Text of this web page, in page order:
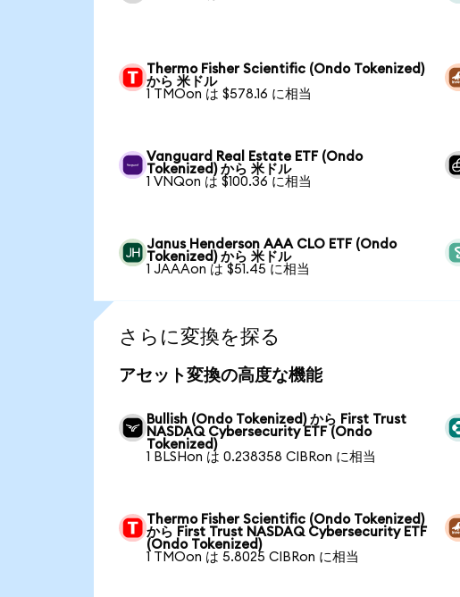
Thermo Fisher Scientific (Ondo Tokenized)
から 米ドル
1 TMOon は $578.16 に相当
Vanguard Real Estate ETF (Ondo
Tokenized) から 米ドル
1 VNQon は $100.36 に相当
Janus Henderson AAA CLO ETF (Ondo
Tokenized) から 米ドル
1 JAAAon は $51.45 に相当
さらに変換を探る
アセット変換の高度な機能
Bullish (Ondo Tokenized) から First Trust
NASDAQ Cybersecurity ETF (Ondo
Tokenized)
1 BLSHon は 0.238358 CIBRon に相当
Thermo Fisher Scientific (Ondo Tokenized)
から First Trust NASDAQ Cybersecurity ETF
(Ondo Tokenized)
1 TMOon は 5.8025 CIBRon に相当